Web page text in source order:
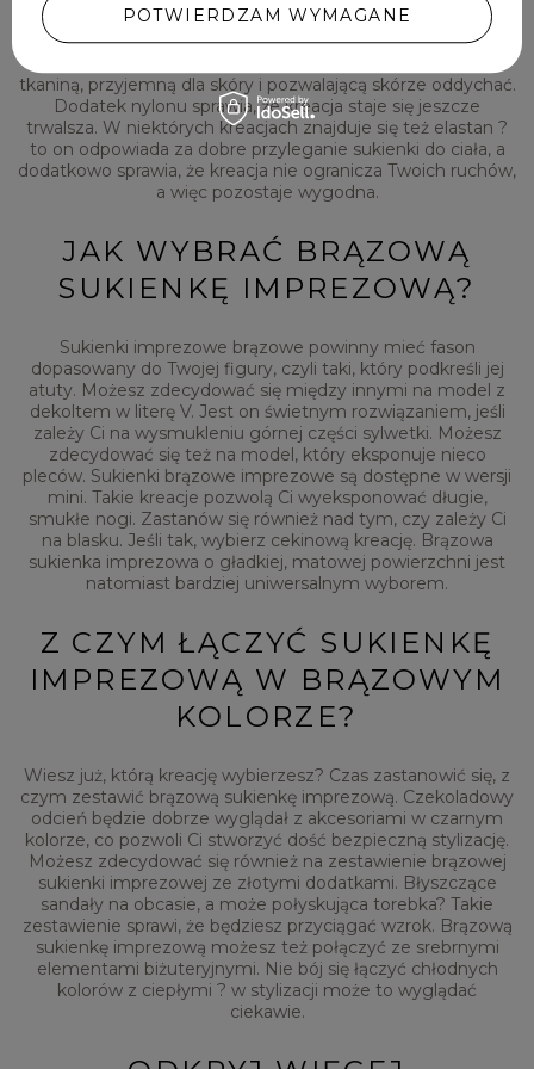
materiałów, co daje pewność, że wykorzystasz je
wielokrotnie. Nie zniszczą się bowiem po praniu. Oferujemy
tkaniną, przyjemną dla skóry i pozwalającą skórze oddychać.
Dodatek nylonu sprawia, że kreacja staje się jeszcze
trwalsza. W niektórych kreacjach znajduje się też elastan ?
to on odpowiada za dobre przyleganie sukienki do ciała, a
dodatkowo sprawia, że kreacja nie ogranicza Twoich ruchów,
a więc pozostaje wygodna.
JAK WYBRAĆ BRĄZOWĄ
SUKIENKĘ IMPREZOWĄ?
Sukienki imprezowe brązowe powinny mieć fason
dopasowany do Twojej figury, czyli taki, który podkreśli jej
atuty. Możesz zdecydować się między innymi na model z
dekoltem w literę V. Jest on świetnym rozwiązaniem, jeśli
zależy Ci na wysmukleniu górnej części sylwetki. Możesz
zdecydować się też na model, który eksponuje nieco
pleców. Sukienki brązowe imprezowe są dostępne w wersji
mini. Takie kreacje pozwolą Ci wyeksponować długie,
smukłe nogi. Zastanów się również nad tym, czy zależy Ci
na blasku. Jeśli tak, wybierz cekinową kreację. Brązowa
sukienka imprezowa o gładkiej, matowej powierzchni jest
natomiast bardziej uniwersalnym wyborem.
Z CZYM ŁĄCZYĆ SUKIENKĘ
IMPREZOWĄ W BRĄZOWYM
KOLORZE?
Wiesz już, którą kreację wybierzesz? Czas zastanowić się, z
czym zestawić brązową sukienkę imprezową. Czekoladowy
odcień będzie dobrze wyglądał z akcesoriami w czarnym
kolorze, co pozwoli Ci stworzyć dość bezpieczną stylizację.
Możesz zdecydować się również na zestawienie brązowej
sukienki imprezowej ze złotymi dodatkami. Błyszczące
sandały na obcasie, a może połyskująca torebka? Takie
zestawienie sprawi, że będziesz przyciągać wzrok. Brązową
sukienkę imprezową możesz też połączyć ze srebrnymi
elementami biżuteryjnymi. Nie bój się łączyć chłodnych
kolorów z ciepłymi ? w stylizacji może to wyglądać
ciekawie.
POTWIERDZAM WYMAGANE